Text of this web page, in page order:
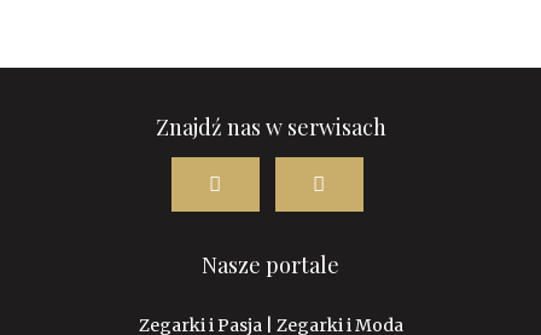
Znajdź nas w serwisach
Nasze portale
Zegarki i Pasja| Zegarki i Moda